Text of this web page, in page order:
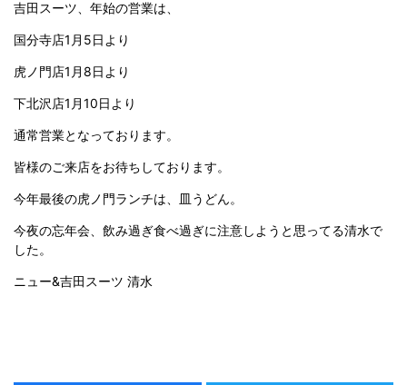
吉田スーツ、年始の営業は、
国分寺店1月5日より
虎ノ門店1月8日より
下北沢店1月10日より
通常営業となっております。
皆様のご来店をお待ちしております。
今年最後の虎ノ門ランチは、皿うどん。
今夜の忘年会、飲み過ぎ食べ過ぎに注意しようと思ってる清水で
した。
ニュー&吉田スーツ 清水